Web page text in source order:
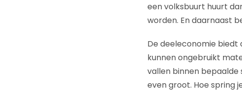
een volksbuurt huurt
worden. En daarnaast
De deeleconomie biedt
kunnen ongebruikt
vallen binnen bepaalde
even groot. Hoe spring